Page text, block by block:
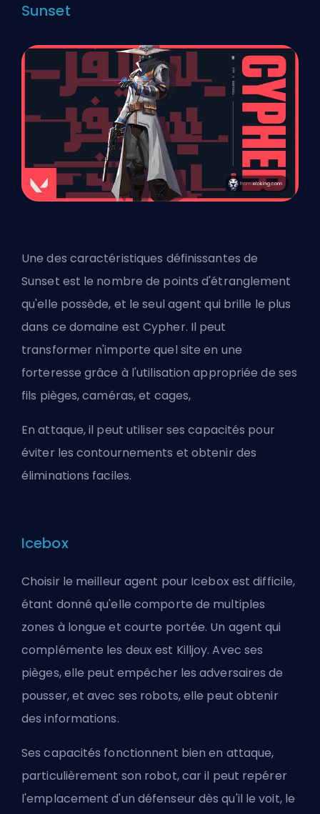
Sunset
Une des caractéristiques définissantes de
Sunset est le nombre de points d'étranglement
qu'elle possède, et le seul agent qui brille le plus
dans ce domaine est Cypher. Il peut
transformer n'importe quel site en une
forteresse grâce à l'utilisation appropriée de ses
fils pièges, caméras, et cages,
En attaque, il peut utiliser ses capacités pour
éviter les contournements et obtenir des
éliminations faciles.
Icebox
Choisir le meilleur agent pour Icebox est difficile,
étant donné qu'elle comporte de multiples
zones à longue et courte portée. Un agent qui
complémente les deux est Killjoy. Avec ses
pièges, elle peut empêcher les adversaires de
pousser, et avec ses robots, elle peut obtenir
des informations.
Ses capacités fonctionnent bien en attaque,
particulièrement son robot, car il peut repérer
l'emplacement d'un défenseur dès qu'il le voit, le